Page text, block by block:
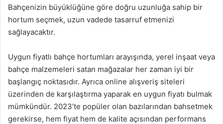
Bahçenizin büyüklüğüne göre doğru uzunluğa sahip bir
hortum seçmek, uzun vadede tasarruf etmenizi
sağlayacaktır.
Uygun fiyatlı bahçe hortumları arayışında, yerel inşaat veya
bahçe malzemeleri satan mağazalar her zaman iyi bir
başlangıç noktasıdır. Ayrıca online alışveriş siteleri
üzerinden de karşılaştırma yaparak en uygun fiyatı bulmak
mümkündür. 2023’te popüler olan bazılarından bahsetmek
gerekirse, hem fiyat hem de kalite açısından performans